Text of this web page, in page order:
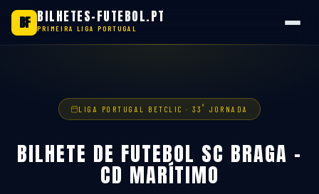
BF BILHETES-FUTEBOL.PT
PRIMEIRA LIGA PORTUGAL
LIGA PORTUGAL BETCLIC · 33 ª JORNADA
BILHETE DE FUTEBOL SC BRAGA –
CD MARÍTIMO